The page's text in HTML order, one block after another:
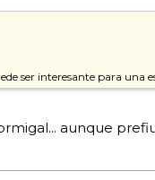
ser interesante para una
aunque